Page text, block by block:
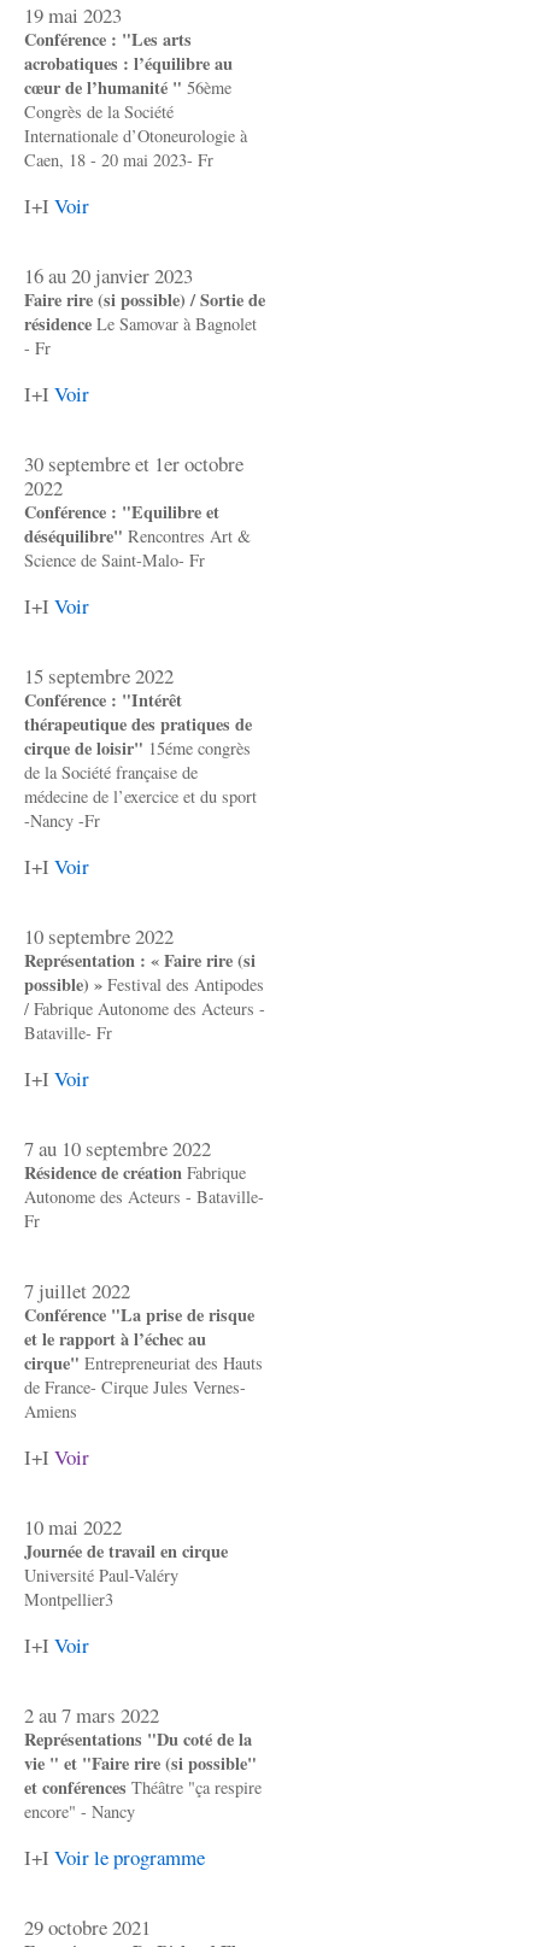
19 mai 2023
Conférence : "Les arts
acrobatiques : l’équilibre au
cœur de l’humanité " 56ème
Congrès de la Société
Internationale d’Otoneurologie à
Caen, 18 - 20 mai 2023- Fr
I+I Voir
16 au 20 janvier 2023
Faire rire (si possible) / Sortie de
résidence Le Samovar à Bagnolet
- Fr
I+I Voir
30 septembre et 1er octobre
2022
Conférence : "Equilibre et
déséquilibre" Rencontres Art &
Science de Saint-Malo- Fr
I+I Voir
15 septembre 2022
Conférence : "Intérêt
thérapeutique des pratiques de
cirque de loisir" 15éme congrès
de la Société française de
médecine de l’exercice et du sport
-Nancy -Fr
I+I Voir
10 septembre 2022
Représentation : « Faire rire (si
possible) » Festival des Antipodes
/ Fabrique Autonome des Acteurs -
Bataville- Fr
I+I Voir
7 au 10 septembre 2022
Résidence de création Fabrique
Autonome des Acteurs - Bataville-
Fr
7 juillet 2022
Conférence "La prise de risque
et le rapport à l’échec au
cirque" Entrepreneuriat des Hauts
de France- Cirque Jules Vernes-
Amiens
I+I Voir
10 mai 2022
Journée de travail en cirque
Université Paul-Valéry
Montpellier3
I+I Voir
2 au 7 mars 2022
Représentations "Du coté de la
vie " et "Faire rire (si possible"
et conférences Théâtre "ça respire
encore" - Nancy
I+I Voir le programme
29 octobre 2021